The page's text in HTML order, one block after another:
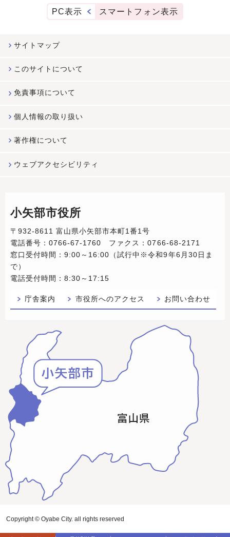
PC表示 スマートフォン表示
サイトマップ
このサイトについて
免責事項について
個人情報の取り扱い
著作権について
ウェブアクセシビリティ
小矢部市役所
〒932-8611 富山県小矢部市本町1番1号
電話番号：0766-67-1760 ファクス：0766-68-2171
窓口受付時間：9:00～16:00（試行中※令和9年6月30日ま
で）
電話受付時間：8:30～17:15
庁舎案内 市役所へのアクセス お問い合わせ
Copyright © Oyabe City. all rights reserved